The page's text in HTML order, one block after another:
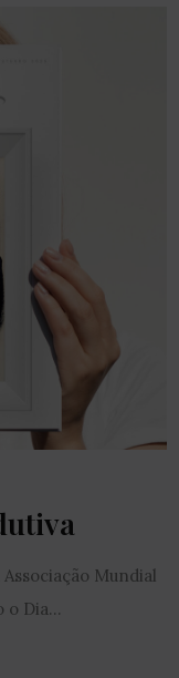
Mundial
o Dia...